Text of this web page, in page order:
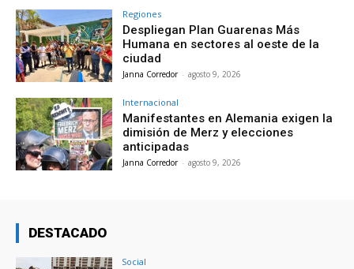
Regiones
Despliegan Plan Guarenas Más
Humana en sectores al oeste de la
ciudad
Janna Corredor - agosto 9, 2026
Internacional
Manifestantes en Alemania exigen la
dimisión de Merz y elecciones
anticipadas
Janna Corredor - agosto 9, 2026
DESTACADO
Social